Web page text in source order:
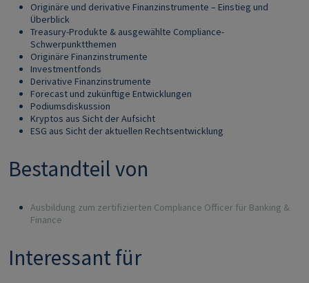
Originäre und derivative Finanzinstrumente – Einstieg und
Überblick
Treasury-Produkte & ausgewählte Compliance-
Schwerpunktthemen
Originäre Finanzinstrumente
Investmentfonds
Derivative Finanzinstrumente
Forecast und zukünftige Entwicklungen
Podiumsdiskussion
Kryptos aus Sicht der Aufsicht
ESG aus Sicht der aktuellen Rechtsentwicklung
Bestandteil von
Ausbildung zum zertifizierten Compliance Officer für Banking &
Finance
Interessant für